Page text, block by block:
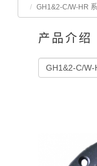
GH1&2-C/W-HR
产品介绍